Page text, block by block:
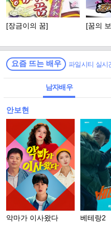
[장금이의 꿈] [꿈의
요즘 뜨는 배우 파일시티 실시
남자배우
안보현
악마가 이사왔다 베테랑2